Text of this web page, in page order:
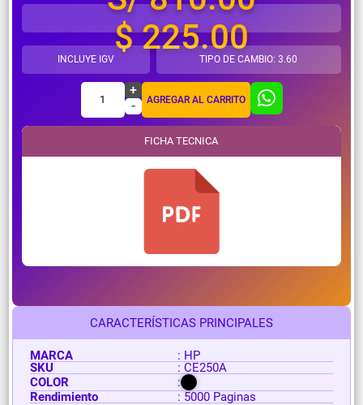
CARACTERÍSTICAS PRINCIPALES
MARCA
: HP
SKU
: CE250A
COLOR
:
Rendimiento
: 5000 Paginas
$ 225.00
INCLUYE IGV TIPO DE CAMBIO: 3.60
1
+
-
AGREGAR AL CARRITO
FICHA TECNICA